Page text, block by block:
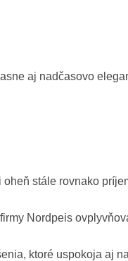
aj nadčasovo
stále rovnako
Nordpeis
ktoré uspokoja aj